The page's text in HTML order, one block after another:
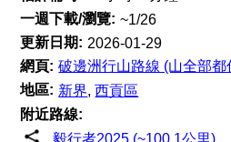
一週下載/瀏覽: ~1/26
更新日期: 2026-01-29
網頁: 破邊洲行山路線 (山全部都
地區: 新界,西貢區
附近路線:
毅行者2025 (~100.1公里)